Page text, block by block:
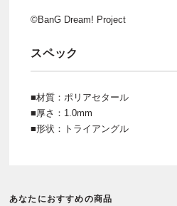
©BanG Dream! Project
スペック
■材質：ポリアセタール
■厚さ：1.0mm
■形状：トライアングル
あなたにおすすめの商品